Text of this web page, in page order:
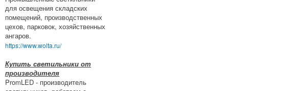
для освещения складских
помещений, производственных
цехов, парковок, хозяйственных
ангаров.
https://www.wolta.ru/
Купить светильники от
производителя
PromLED - производитель